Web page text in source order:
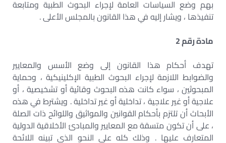
بهم وضع السياسات العامة لإجراء البحوث الطبية ومتابعة
تنفيذها ، ويشار إليه في هذا القانون بالمجلس الأعلى .
مادة رقم 2
تهدف أحكام هذا القانون إلى وضع الأسس والمعايير
والضوابط اللازمة لإجراء البحوث الطبية الإكلينيكية ، وحماية
المبحوثين ، سواء كانت هذه البحوث وقائية أو تشخيصية ، أو
علاجية أو غير علاجية ، تداخلية أو غير تداخلية . ويشترط في هذه
الأبحاث أن تلتزم بأحكام القوانين والمواثيق واللوائح ذات الصلة
، على أن تكون متسقة مع المعايير والمبادئ الأخلاقية الدولية
المتعارف عليها . وذلك كله على النحو الذى تبينه اللائحة